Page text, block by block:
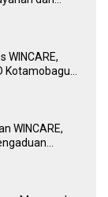
WINCARE,
Kotamobagu
WINCARE,